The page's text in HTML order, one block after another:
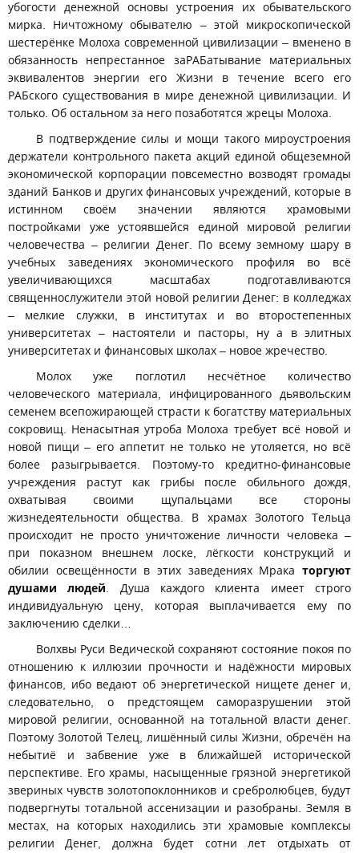
убогости денежной основы устроения их обывательского
мирка. Ничтожному обывателю – этой микроскопической
шестерёнке Молоха современной цивилизации – вменено в
обязанность непрестанное заРАБатывание материальных
эквивалентов энергии его Жизни в течение всего его
РАБского существования в мире денежной цивилизации. И
только. Об остальном за него позаботятся жрецы Молоха.
В подтверждение силы и мощи такого мироустроения
держатели контрольного пакета акций единой общеземной
экономической корпорации повсеместно возводят громады
зданий Банков и других финансовых учреждений, которые в
истинном своём значении являются храмовыми
постройками уже устоявшейся единой мировой религии
человечества – религии Денег. По всему земному шару в
учебных заведениях экономического профиля во всё
увеличивающихся масштабах подготавливаются
священнослужители этой новой религии Денег: в колледжах
– мелкие служки, в институтах и во второстепенных
университетах – настоятели и пасторы, ну а в элитных
университетах и финансовых школах – новое жречество.
Молох уже поглотил несчётное количество
человеческого материала, инфицированного дьявольским
семенем всепожирающей страсти к богатству материальных
сокровищ. Ненасытная утроба Молоха требует всё новой и
новой пищи – его аппетит не только не утоляется, но всё
более разыгрывается. Поэтому-то кредитно-финансовые
учреждения растут как грибы после обильного дождя,
охватывая своими щупальцами все стороны
жизнедеятельности общества. В храмах Золотого Тельца
происходит не просто уничтожение личности человека –
при показном внешнем лоске, лёгкости конструкций и
обилии освещённости в этих заведениях Мрака торгуют
душами людей. Душа каждого клиента имеет строго
индивидуальную цену, которая выплачивается ему по
заключению сделки…
Волхвы Руси Ведической сохраняют состояние покоя по
отношению к иллюзии прочности и надёжности мировых
финансов, ибо ведают об энергетической нищете денег и,
следовательно, о предстоящем саморазрушении этой
мировой религии, основанной на тотальной власти денег.
Поэтому Золотой Телец, лишённый силы Жизни, обречён на
небытиё и забвение уже в ближайшей исторической
перспективе. Его храмы, насыщенные грязной энергетикой
звериных чувств золотопоклонников и сребролюбцев, будут
подвергнуты тотальной ассенизации и разобраны. Земля в
местах, на которых находились эти храмовые комплексы
религии Денег, должна будет сотни лет отдыхать от